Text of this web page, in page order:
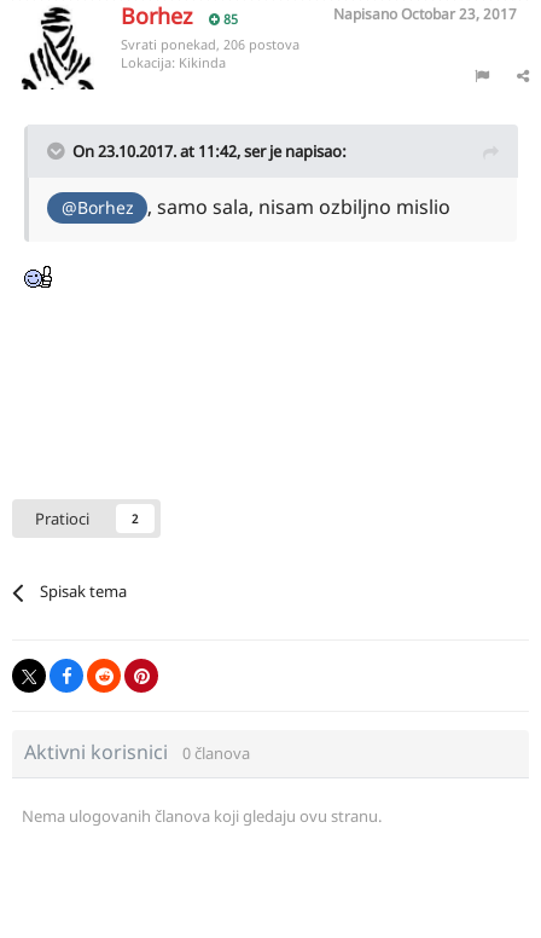
Borhez 85 NapisanoOctobar 23, 2017
Svrati ponekad, 206 postova
Lokacija: Kikinda
On 23.10.2017. at 11:42,serje napisao:
@Borhez , samo sala, nisam ozbiljno mislio
Pratioci 2
Spisak tema
Aktivni korisnici 0 članova
Nema ulogovanih članova koji gledaju ovu stranu.